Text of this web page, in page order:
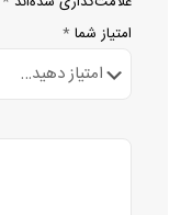
امتیاز شما *